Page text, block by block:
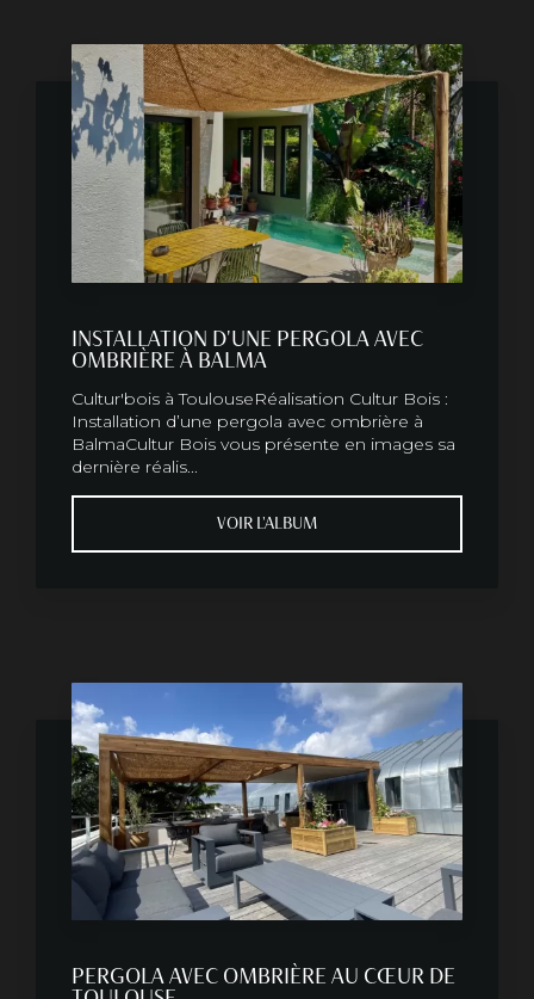
INSTALLATION D'UNE PERGOLA AVEC
OMBRIÈRE À BALMA
Cultur'bois à ToulouseRéalisation Cultur Bois :
Installation d’une pergola avec ombrière à
BalmaCultur Bois vous présente en images sa
dernière réalis...
VOIR L'ALBUM
PERGOLA AVEC OMBRIÈRE AU CŒUR DE